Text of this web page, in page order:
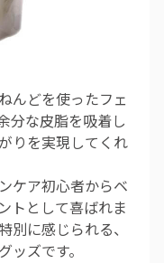
んどを使ったフェ
分な皮脂を吸着し
りを実現してくれ
ケア初心者からベ
トとして喜ばれま
別に感じられる、
ズです。